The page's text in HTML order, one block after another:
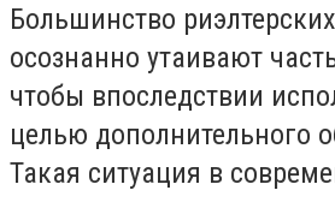
Большинство
осознанно утаивают
чтобы впоследствии
целью дополнительного
Такая ситуация в